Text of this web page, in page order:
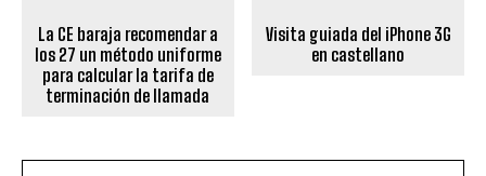
La CE baraja recomendar a
los 27 un método uniforme
para calcular la tarifa de
terminación de llamada
Visita guiada del iPhone 3G
en castellano